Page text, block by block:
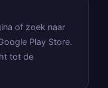
of zoek naar
Play Store.
tot de